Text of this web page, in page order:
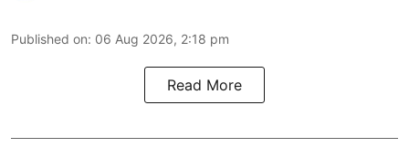
Published on: 06 Aug 2026, 2:18 pm
Read More